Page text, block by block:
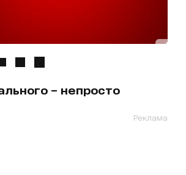
– непросто
Реклама